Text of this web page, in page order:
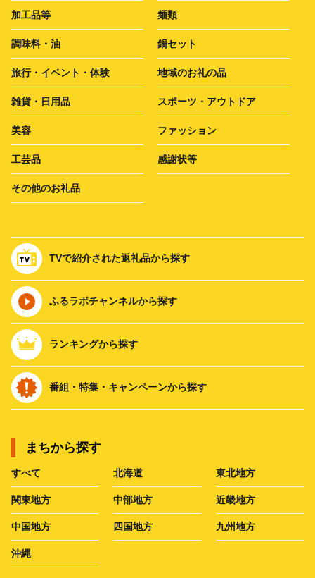
加工品等 麺類
調味料・油 鍋セット
旅行・イベント・体験 地域のお礼の品
雑貨・日用品 スポーツ・アウトドア
美容 ファッション
工芸品 感謝状等
その他のお礼品
TVで紹介された返礼品から探す
ふるラボチャンネルから探す
ランキングから探す
番組・特集・キャンペーンから探す
まちから探す
すべて 北海道 東北地方
関東地方 中部地方 近畿地方
中国地方 四国地方 九州地方
沖縄